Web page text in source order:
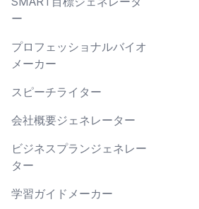
ー
プロフェッショナルバイオ
メーカー
スピーチライター
会社概要ジェネレーター
ビジネスプランジェネレー
ター
学習ガイドメーカー